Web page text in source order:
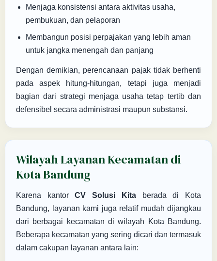
Menjaga konsistensi antara aktivitas usaha,
pembukuan, dan pelaporan
Membangun posisi perpajakan yang lebih aman
untuk jangka menengah dan panjang
Dengan demikian, perencanaan pajak tidak berhenti
pada aspek hitung-hitungan, tetapi juga menjadi
bagian dari strategi menjaga usaha tetap tertib dan
defensibel secara administrasi maupun substansi.
Wilayah Layanan Kecamatan di
Kota Bandung
Karena kantorCV Solusi Kitaberada di Kota
Bandung, layanan kami juga relatif mudah dijangkau
dari berbagai kecamatan di wilayah Kota Bandung.
Beberapa kecamatan yang sering dicari dan termasuk
dalam cakupan layanan antara lain: